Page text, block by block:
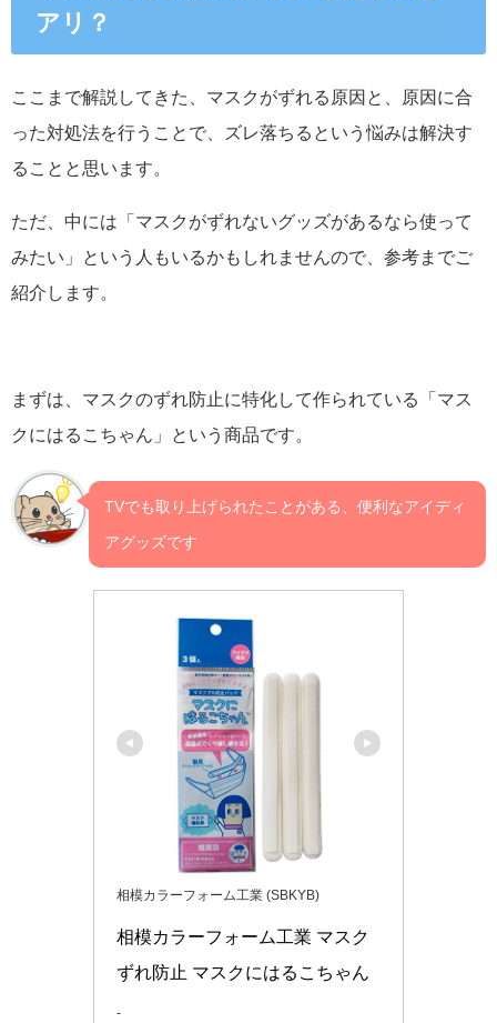
アリ？
ここまで解説してきた、マスクがずれる原因と、原因に合
った対処法を行うことで、ズレ落ちるという悩みは解決す
ることと思います。
ただ、中には「マスクがずれないグッズがあるなら使って
みたい」という人もいるかもしれませんので、参考までご
紹介します。
まずは、マスクのずれ防止に特化して作られている「マス
クにはるこちゃん」という商品です。
TVでも取り上げられたことがある、便利なアイディ
アグッズです
相模カラーフォーム工業 (SBKYB)
相模カラーフォーム工業 マスク
ずれ防止 マスクにはるこちゃん
-